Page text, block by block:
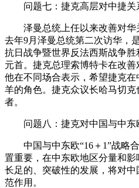
问题七：捷克高层对中捷关
泽曼总统上任以来改善对华
去年9月泽曼总统第二次访华，
抗日战争暨世界反法西斯战争
元首。捷克总理索博特卡在改善
他在不同场合表示，希望捷克
羊的角色。捷克众议长哈马切
者。
问题八：捷克对中国与中东
中国与中东欧“16＋1”战略合
置重要，在中东欧地区分量和
长足的、突破性的发展，将对
范作用。